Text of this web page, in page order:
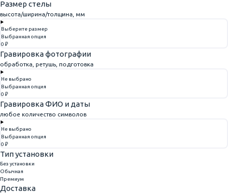
Размер стелы
высота/ширина/толщина, мм
Выберите размер
Выбранная опция
0 ₽
Гравировка фотографии
обработка, ретушь, подготовка
Не выбрано
Выбранная опция
0 ₽
Гравировка ФИО и даты
любое количество символов
Не выбрано
Выбранная опция
0 ₽
Тип установки
Без установки
Обычная
Премиум
Доставка